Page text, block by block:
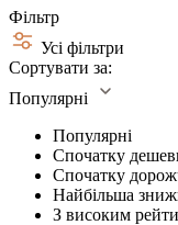
Фільтр
Усі фільтри
Сортувати за:
Популярні
Популярні
Спочатку
Спочатку
Найбільша
З високим